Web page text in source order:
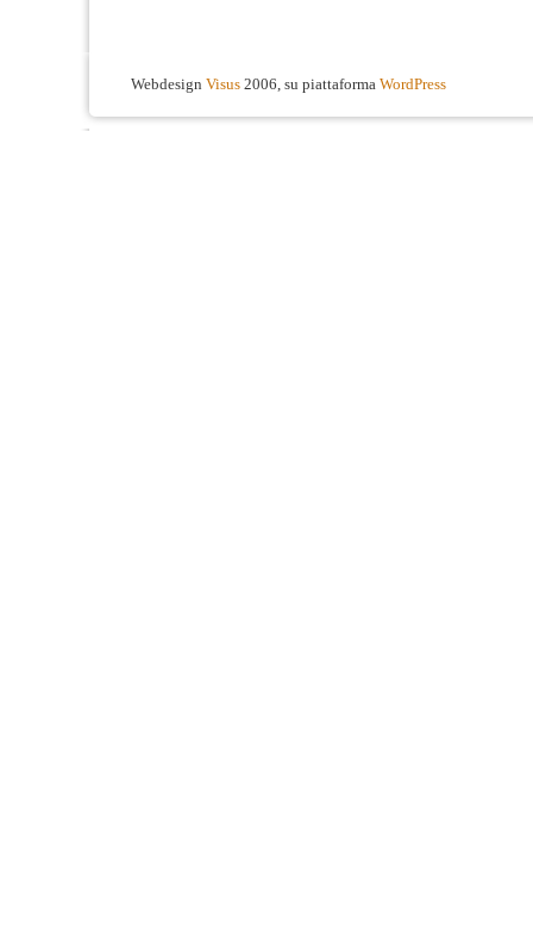
Webdesign Visus 2006, su piattaforma WordPress